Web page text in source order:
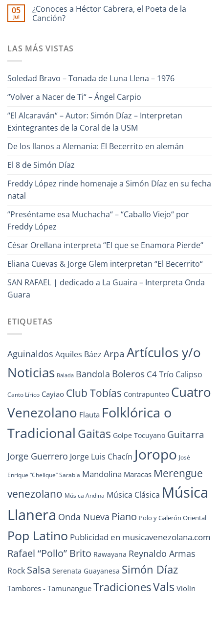
de
Evaristo
Aparicio
Ronald
Borjas
–
comentarios
en
“Un
Canto
Alfredo
05
Jul
¿Conoces a Héctor Cabrera, el Poeta de la
Canción?
en
¿Conoces
el
la
LAS MÁS VISTAS
Soledad Bravo – Tonada de Luna Llena – 1976
“Volver a Nacer de Ti“ – Ángel Carpio
“El Alcaraván“ – Autor: Simón Díaz – Interpretan
Exintegrantes de la Coral de la USM
De los llanos a Alemania: El Becerrito en alemán
El 8 de Simón Díaz
Freddy López rinde homenaje a Simón Díaz en su fecha
natal
“Preséntame esa Muchacha“ – “Caballo Viejo“ por
Freddy López
César Orellana interpreta “El que se Enamora Pierde“
Eliana Cuevas & Jorge Glem interpretan “El Becerrito“
SAN RAFAEL | dedicado a La Guaira – Interpreta Onda
Guara
ETIQUETAS
Aguinaldos Aquiles Báez Arpa Artículos y/o
Noticias Balada Bandola Boleros C4 Trío Calipso
Canto Lírico Cayiao Club Tobías Contrapunteo Cuatro
Venezolano Flauta Folklórica o
Tradicional Gaitas Golpe Tocuyano Guitarra
Jorge Guerrero Jorge Luis Chacín Joropo José
Enrique “Chelique” Sarabia Mandolina Maracas Merengue
venezolano Música Andina Música Clásica Música
Llanera Onda Nueva Piano Polo y Galerón Oriental
Pop Latino Publicidad en musicavenezolana.com
Rafael “Pollo” Brito Rawayana Reynaldo Armas
Rock Salsa Serenata Guayanesa Simón Díaz
Tambores - Tamunangue TradicionesVals Violín